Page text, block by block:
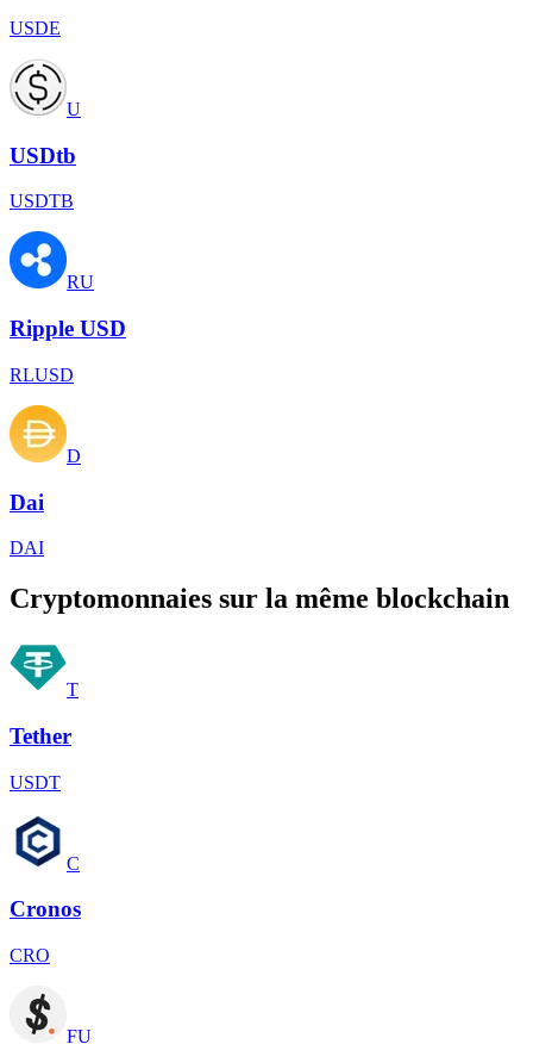
USDE
U
USDtb
USDTB
RU
Ripple USD
RLUSD
D
Dai
DAI
Cryptomonnaies sur la même blockchain
T
Tether
USDT
C
Cronos
CRO
FU